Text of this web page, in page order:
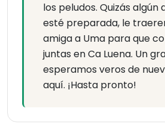
los peludos. Quizás algún
esté preparada, le
amiga a Uma para que
juntas en Ca Luena. Un
esperamos veros de
aquí. ¡Hasta pronto!